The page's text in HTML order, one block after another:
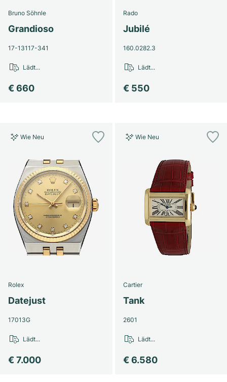
Bruno Söhnle
Grandioso
17-13117-341
€ 660
Lädt...
Rado
Jubilé
160.0282.3
€ 550
Lädt...
Wie Neu
Rolex
Datejust
17013G
€ 7.000
Lädt...
Wie Neu
Cartier
Tank
2601
€ 6.580
Lädt...